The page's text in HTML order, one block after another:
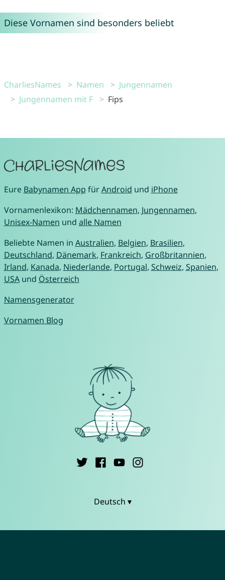
Diese Vornamen sind besonders beliebt
CharliesNames Namen
Jungennamen
Jungennamen mit F
Fips
Eure Babynamen App fürAndroid und iPhone
Vornamenlexikon: Mädchennamen, Jungennamen,
Unisex-Namen und alle Namen
Beliebte Namen in Australien, Belgien, Brasilien,
Deutschland, Dänemark, Frankreich, Großbritannien,
Irland, Kanada, Niederlande, Portugal, Schweiz, Spanien,
USAund Österreich
Namensgenerator
Vornamen Blog
Deutsch ▾